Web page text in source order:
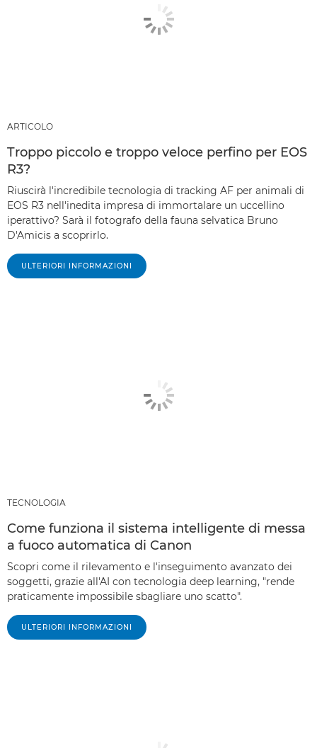
ARTICOLO
Troppo piccolo e troppo veloce perfino per EOS
R3?
Riuscirà l'incredibile tecnologia di tracking AF per animali di
EOS R3 nell'inedita impresa di immortalare un uccellino
iperattivo? Sarà il fotografo della fauna selvatica Bruno
D'Amicis a scoprirlo.
ULTERIORI INFORMAZIONI
TECNOLOGIA
Come funziona il sistema intelligente di messa
a fuoco automatica di Canon
Scopri come il rilevamento e l'inseguimento avanzato dei
soggetti, grazie all'AI con tecnologia deep learning, "rende
praticamente impossibile sbagliare uno scatto".
ULTERIORI INFORMAZIONI